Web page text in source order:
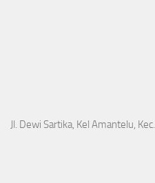
Jl. Dewi Sartika, Kel Amantelu,